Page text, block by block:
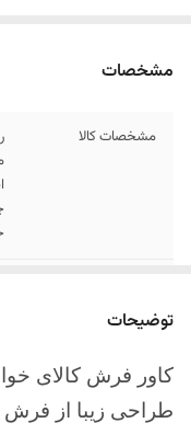
مشخصات
مشخصات کالا
ارسال کالا
توضیحات
کاور فرش کالای
طراحی زیبا از